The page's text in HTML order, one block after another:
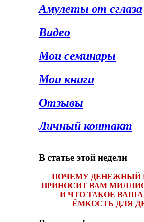
Амулеты от сглаза
Видео
Мои семинары
Мои книги
Отзывы
Личный контакт
В статье этой недели
ПОЧЕМУ ДЕНЕЖНЫЙ
ПРИНОСИТ ВАМ
И ЧТО ТАКОЕ
ЁМКОСТЬ ДЛЯ